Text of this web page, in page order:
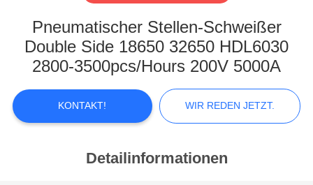
QUALITÄTSKONTROLLE
KONTAKTIEREN
SIE
UNS
NEUIGKEITEN
Pneumatischer Stellen-Schweißer
Double Side 18650 32650 HDL6030
2800-3500pcs/Hours 200V 5000A
KONTAKT! WIR REDEN JETZT.
Detailinformationen